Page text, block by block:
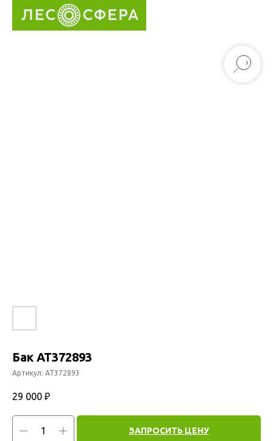
Бак AT372893
Артикул: AT372893
29 000 ₽
ЗАПРОСИТЬ ЦЕНУ